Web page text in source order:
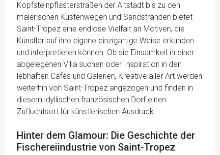
Kopfsteinpflasterstraßen der Altstadt bis zu den
malerischen Küstenwegen und Sandstränden bietet
Saint-Tropez eine endlose Vielfalt an Motiven, die
Künstler auf ihre eigene einzigartige Weise erkunden
und interpretieren können. Ob sie Einsamkeit in einer
abgelegenen Villa suchen oder Inspiration in den
lebhaften Cafés und Galerien, Kreative aller Art werden
weiterhin von Saint-Tropez angezogen und finden in
diesem idyllischen französischen Dorf einen
Zufluchtsort für künstlerischen Ausdruck.
Hinter dem Glamour: Die Geschichte der
Fischereiindustrie von Saint-Tropez